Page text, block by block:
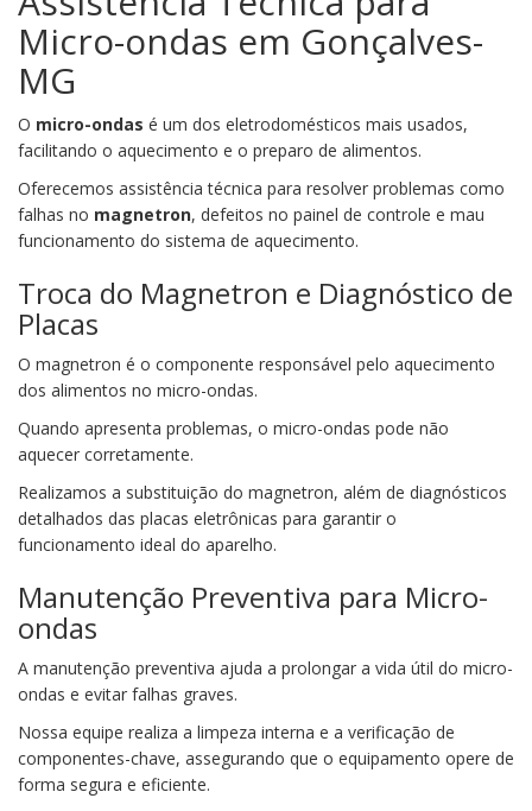
Micro-ondas em Gonçalves-
MG
O micro-ondas é um dos eletrodomésticos mais usados,
facilitando o aquecimento e o preparo de alimentos.
Oferecemos assistência técnica para resolver problemas como
falhas no magnetron, defeitos no painel de controle e mau
funcionamento do sistema de aquecimento.
Troca do Magnetron e Diagnóstico de
Placas
O magnetron é o componente responsável pelo aquecimento
dos alimentos no micro-ondas.
Quando apresenta problemas, o micro-ondas pode não
aquecer corretamente.
Realizamos a substituição do magnetron, além de diagnósticos
detalhados das placas eletrônicas para garantir o
funcionamento ideal do aparelho.
Manutenção Preventiva para Micro-
ondas
A manutenção preventiva ajuda a prolongar a vida útil do micro-
ondas e evitar falhas graves.
Nossa equipe realiza a limpeza interna e a verificação de
componentes-chave, assegurando que o equipamento opere de
forma segura e eficiente.